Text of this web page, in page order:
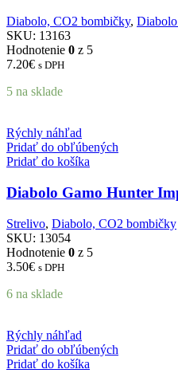
Diabolo, CO2 bombičky,
SKU: 13163
Hodnotenie 0 z 5
7.20€ s DPH
5 na sklade
Rýchly náhľad
Pridať do obľúbených
Pridať do košíka
Diabolo Gamo Hunter
Strelivo, Diabolo, CO2 bombičky
SKU: 13054
Hodnotenie 0 z 5
3.50€ s DPH
6 na sklade
Rýchly náhľad
Pridať do obľúbených
Pridať do košíka